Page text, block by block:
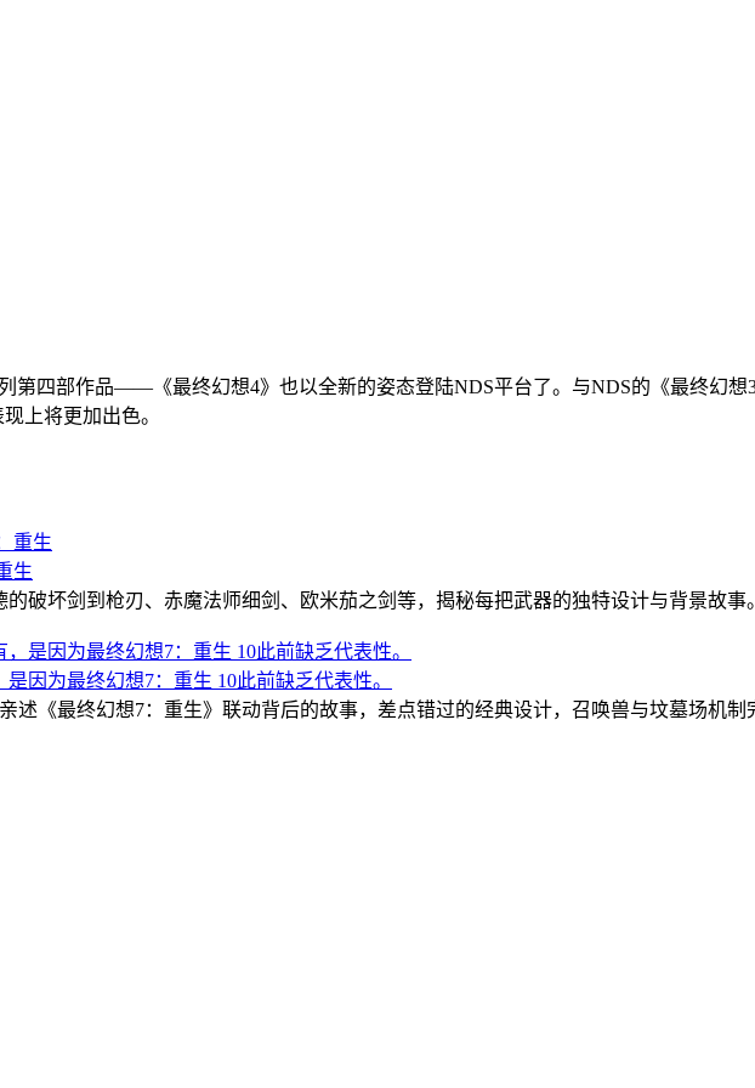
第四部作品——《最终幻想4》也以全新的姿态登陆NDS平台了。与NDS的《最终幻想
上将更加出色。
生
破坏剑到枪刃、赤魔法师细剑、欧米茄之剑等，揭秘每把武器的独特设计与背景故事
因为最终幻想7：重生 10此前缺乏代表性。
《最终幻想7：重生》联动背后的故事，差点错过的经典设计，召唤兽与坟墓场机制